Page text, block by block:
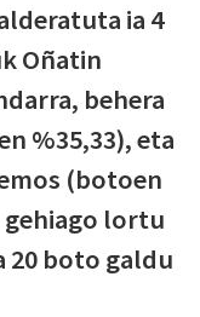
ia 4
Oñatin
behera
%35,33), eta
(botoen
gehiago lortu
20 boto galdu